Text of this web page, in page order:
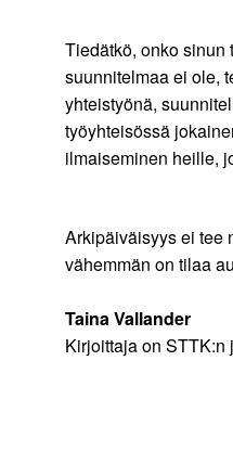
Tiedätkö, onko sinun
suunnitelmaa ei ole,
yhteistyönä,
työyhteisössä
ilmaiseminen heille,
Arkipäiväisyys ei tee
vähemmän on tilaa
Taina Vallander
Kirjoittaja on STTK:n